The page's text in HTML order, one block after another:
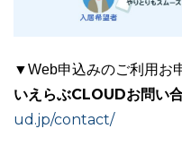
▼Web申込みのご利用お
いえらぶCLOUDお問い
ud.jp/contact/